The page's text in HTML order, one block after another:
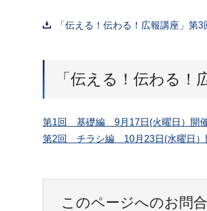
「伝える！伝わる！広報講座」第
「伝える！伝わる！
第1回 基礎編 9月17日(火曜日）開
第2回 チラシ編 10月23日(水曜日）
このページへのお問